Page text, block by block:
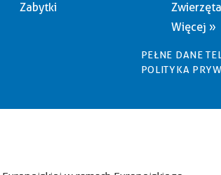
Zabytki
Więcej »
PEŁNE DANE
POLITYKA